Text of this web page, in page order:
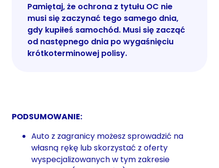
Pamiętaj, że ochrona z tytułu OC nie
musi się zaczynać tego samego dnia,
gdy kupiłeś samochód. Musi się zacząć
od następnego dnia po wygaśnięciu
krótkoterminowej polisy.
PODSUMOWANIE:
Auto z zagranicy możesz sprowadzić na
własną rękę lub skorzystać z oferty
wyspecjalizowanych w tym zakresie